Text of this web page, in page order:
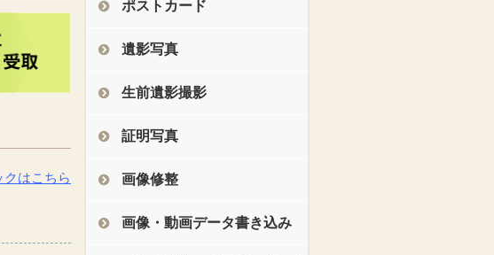
はこちら
ポストカード
遺影写真
生前遺影撮影
証明写真
画像修整
画像・動画データ書き込み